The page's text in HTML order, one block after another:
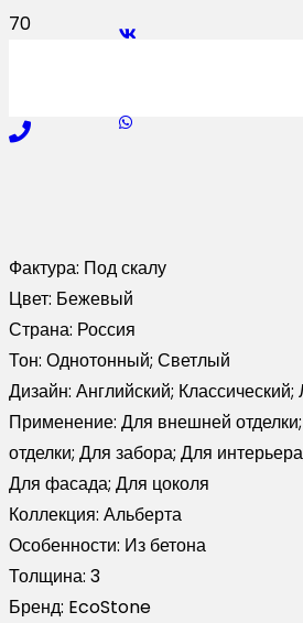
Фактура: Под скалу
Цвет: Бежевый
Страна: Россия
Тон: Однотонный; Светлый
Дизайн: Английский;
Применение: Для внешней
отделки; Для забора; Для
Для фасада; Для цоколя
Коллекция: Альберта
Особенности: Из бетона
Толщина: 3
Бренд: EcoStone